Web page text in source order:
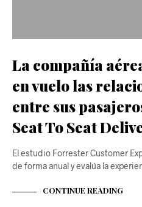
La compañía
en vuelo las
entre sus
Seat To Seat
El estudio Forrester Customer
de forma anual y evalúa la
CONTINUE READING